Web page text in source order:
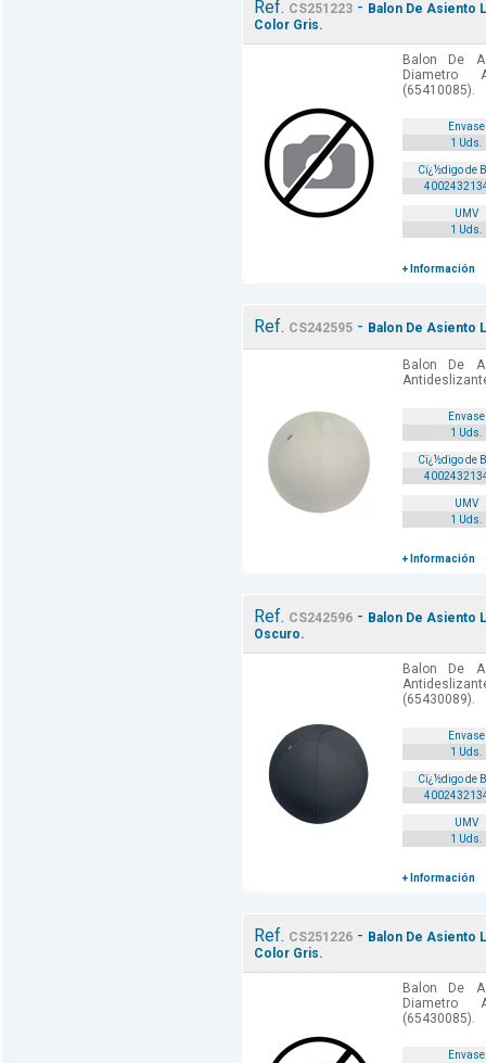
Ref. CS251223- Balon De Asiento
Color Gris.
Balon De
Diametro
(65410085).
Envase
1 Uds.
Cï¿½digo de
UMV
1 Uds.
+ Información
Ref. CS242595- Balon De Asiento
Balon De
Envase
1 Uds.
Cï¿½digo de
UMV
1 Uds.
+ Información
Ref. CS242596- Balon De Asiento
Oscuro.
Balon De
(65430089).
Envase
1 Uds.
Cï¿½digo de
UMV
1 Uds.
+ Información
Ref. CS251226- Balon De Asiento
Color Gris.
Balon De
Diametro
(65430085).
Envase